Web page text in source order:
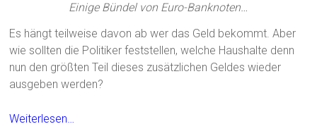
Einige Bündel von Euro-Banknoten…
Es hängt teilweise davon ab wer das Geld bekommt. Aber
wie sollten die Politiker feststellen, welche Haushalte denn
nun den größten Teil dieses zusätzlichen Geldes wieder
ausgeben werden?
Weiterlesen…